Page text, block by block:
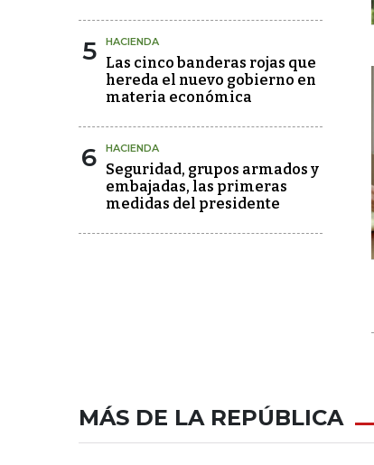
5 HACIENDA
Las cinco banderas rojas que
hereda el nuevo gobierno en
materia económica
6 HACIENDA
Seguridad, grupos armados y
embajadas, las primeras
medidas del presidente
MÁS DE LA REPÚBLICA